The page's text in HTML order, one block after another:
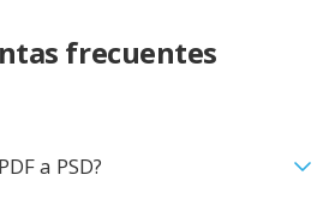
frecuentes
a PSD?